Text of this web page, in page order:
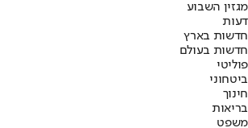
מגזין השבוע
דעות
חדשות בארץ
חדשות בעולם
פוליטי
ביטחוני
חינוך
בריאות
משפט